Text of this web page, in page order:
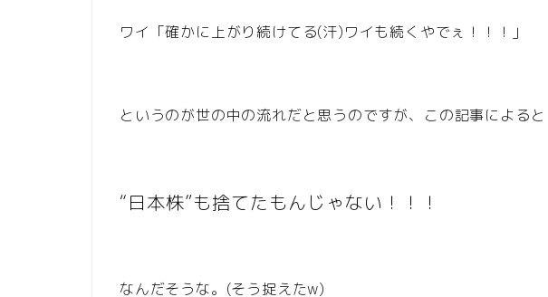
ワイ「確かに上がり続けてる(汗)ワイも続くやでぇ！！！」
というのが世の中の流れだと思うのですが、この記事によると
“日本株”も捨てたもんじゃない！！！
なんだそうな。(そう捉えたw)